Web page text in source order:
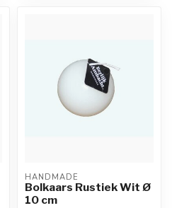
HANDMADE
Bolkaars Rustiek Wit Ø
10 cm